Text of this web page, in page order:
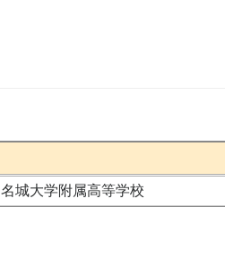
名城大学附属高等学校